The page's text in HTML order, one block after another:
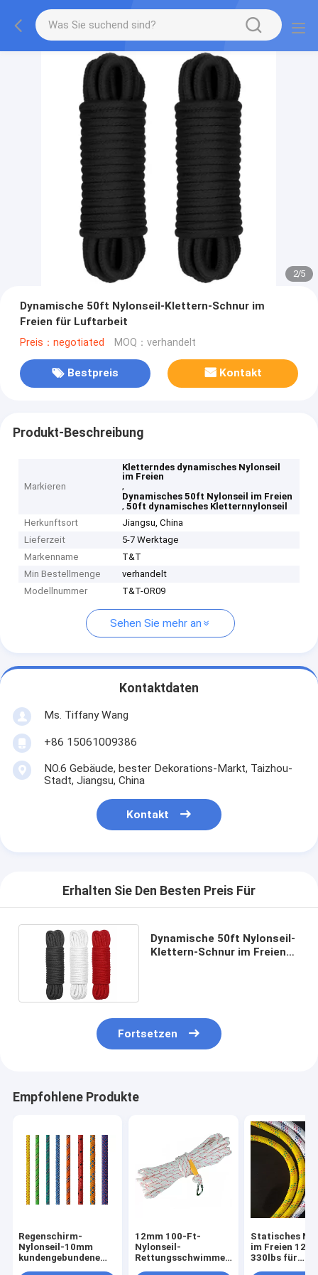
2/5
Dynamische 50ft Nylonseil-Klettern-Schnur im
Freien für Luftarbeit
Preis：negotiated MOQ：verhandelt
Bestpreis Kontakt
Produkt-Beschreibung
Markieren
Kletterndes dynamisches Nylonseil
im Freien
,
Dynamisches 50ft Nylonseil im Freien
,50ft dynamisches Kletternnylonseil
Herkunftsort
Jiangsu, China
Lieferzeit
5-7 Werktage
Markenname
T&T
Min Bestellmenge
verhandelt
Modellnummer
T&T-OR09
Sehen Sie mehr an
Kontaktdaten
Ms. Tiffany Wang
+86 15061009386
NO.6 Gebäude, bester Dekorations-Markt, Taizhou-
Stadt, Jiangsu, China
Kontakt
Erhalten Sie Den Besten Preis Für
Dynamische 50ft Nylonseil-
Klettern-Schnur im Freien
Fortsetzen
Empfohlene Produkte
Regenschirm-
Nylonseil-10mm
kundengebundene
12mm 100-Ft-
Nylonseil-
Rettungsschwimmen-
Statisches
im Freien
330lbs für